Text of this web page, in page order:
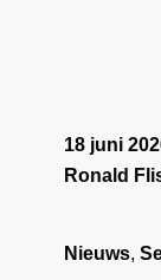
18 juni
Ronald
Nieuws,